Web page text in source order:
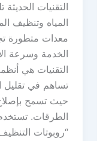
التقنيات
المياه وتنظيف
معدات متطورة
الخدمة وسرعة
التقنيات هي
تساهم في تقليل
حيث تسمح
الطرقات.
“روبوتات